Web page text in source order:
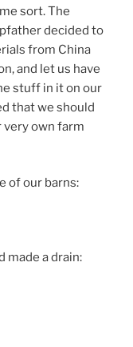
sort. The
decided to
from China
and let us have
stuff in it on our
that we should
own farm
of our barns:
made a drain: